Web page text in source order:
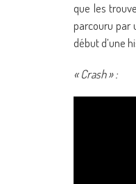
que les
parcouru par
début d’une
« Crash » :